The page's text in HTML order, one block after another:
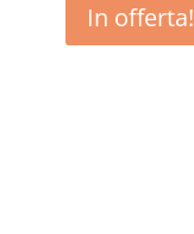
In offerta!